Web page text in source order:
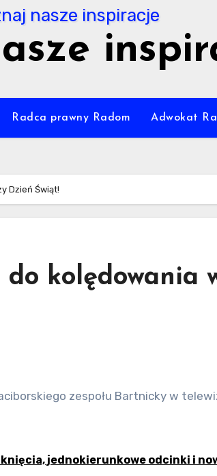
Radca prawny Radom Adwokat
Dzień Świąt!
kolędowania
jednokierunkowe odcinki i